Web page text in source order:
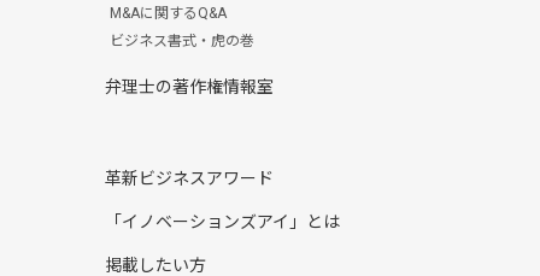
M&Aに関するQ&A
ビジネス書式・虎の巻
弁理士の著作権情報室
革新ビジネスアワード
「イノベーションズアイ」とは
掲載したい方